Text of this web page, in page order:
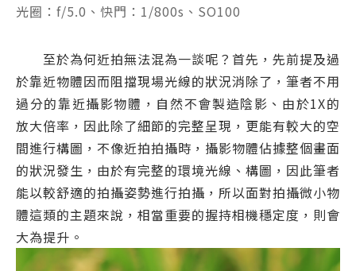
光圈：f/5.0、快門：1/800s、SO100
至於為何近拍無法混為一談呢？首先，先前提及過
於靠近物體因而阻擋現場光線的狀況消除了，筆者不用
過分的靠近攝影物體，自然不會製造陰影、由於1X的
放大倍率，因此除了細節的完整呈現，更能有較大的空
間進行構圖，不像近拍拍攝時，攝影物體佔據整個畫面
的狀況發生，由於有完整的環境光線、構圖，因此筆者
能以較舒適的拍攝姿勢進行拍攝，所以面對拍攝微小物
體這類的主題來說，相當重要的握持相機穩定度，則會
大為提升。